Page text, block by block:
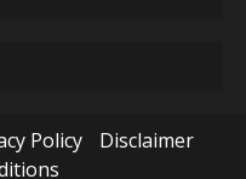
Policy
Disclaimer